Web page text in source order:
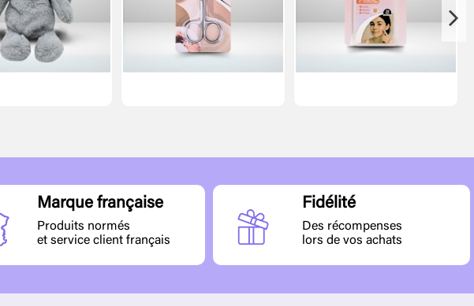
Marque française
Produits normés
et service client français
Fidélité
Des récompenses
lors de vos achats